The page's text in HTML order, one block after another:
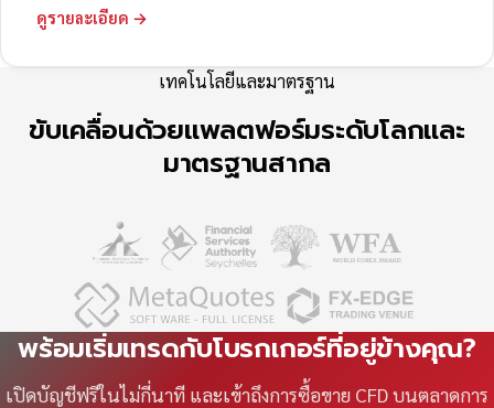
ดูรายละเอียด →
เทคโนโลยีและมาตรฐาน
ขับเคลื่อนด้วยแพลตฟอร์มระดับโลกและ
มาตรฐานสากล
พร้อมเริ่มเทรดกับโบรกเกอร์ที่อยู่ข้างคุณ?
เปิดบัญชีฟรีในไม่กี่นาที และเข้าถึงการซื้อขาย CFD บนตลาดการ